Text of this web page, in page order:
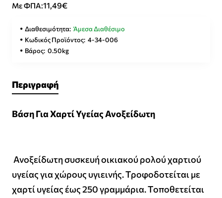
Με ΦΠΑ:11,49€
Διαθεσιμότητα: Άμεσα Διαθέσιμο
Κωδικός Προϊόντος: 4-34-006
Βάρος: 0.50kg
Περιγραφή
Βάση Για Χαρτί Υγείας Ανοξείδωτη
Ανοξείδωτη συσκευή οικιακού ρολού χαρτιού
υγείας για χώρους υγιεινής. Τροφοδοτείται με
χαρτί υγείας έως 250 γραμμάρια. Τοποθετείται